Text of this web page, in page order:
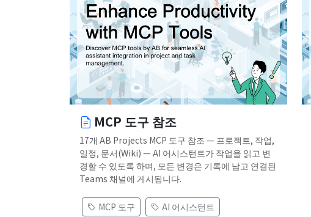
MCP 도구 참조
17개 AB Projects MCP 도구 참조 — 프로젝트, 작업,
일정, 문서(Wiki) — AI 어시스턴트가 작업을 읽고 변
경할 수 있도록 하며, 모든 변경은 기록에 남고 연결된
Teams 채널에 게시됩니다.
MCP 도구
AI 어시스턴트